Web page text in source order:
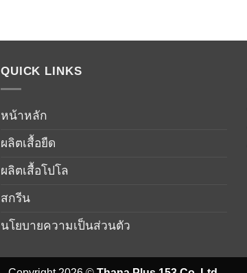
QUICK LINKS
หน้าหลัก
ผลิตเสื้อยืด
ผลิตเสื้อโปโล
สกรีน
นโยบายความเป็นส่วนตัว